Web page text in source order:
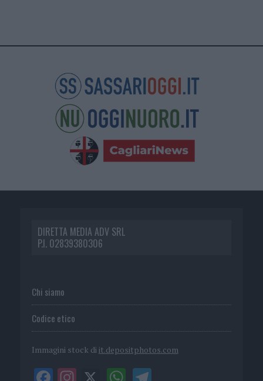
DIRETTA MEDIA ADV SRL
P.I. 02839380306
Chi siamo
Codice etico
Immagini stock di it.depositphotos.com